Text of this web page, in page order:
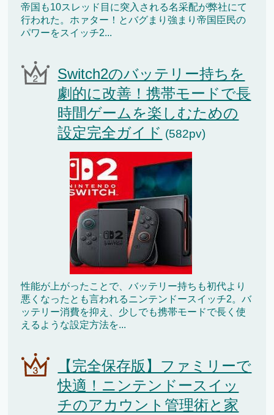
帝国も10スレッド目に突入される名采配が弊社にて
行われた。ホァター！とバグまり強まり帝国臣民の
パワーをスイッチ2...
Switch2のバッテリー持ちを
劇的に改善！携帯モードで長
時間ゲームを楽しむための
設定完全ガイド (582pv)
性能が上がったことで、バッテリー持ちも初代より
悪くなったとも言われるニンテンドースイッチ2。バ
ッテリー消費を抑え、少しでも携帯モードで長く使
えるような設定方法を...
【完全保存版】ファミリーで
快適！ニンテンドースイッ
チのアカウント管理術と家